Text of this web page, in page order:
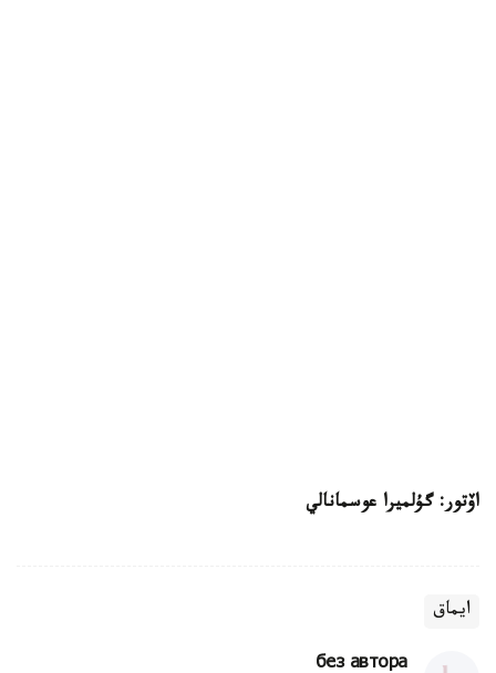
اۆتور: گۇلميرا عوسمانالي
ايماق
без автора